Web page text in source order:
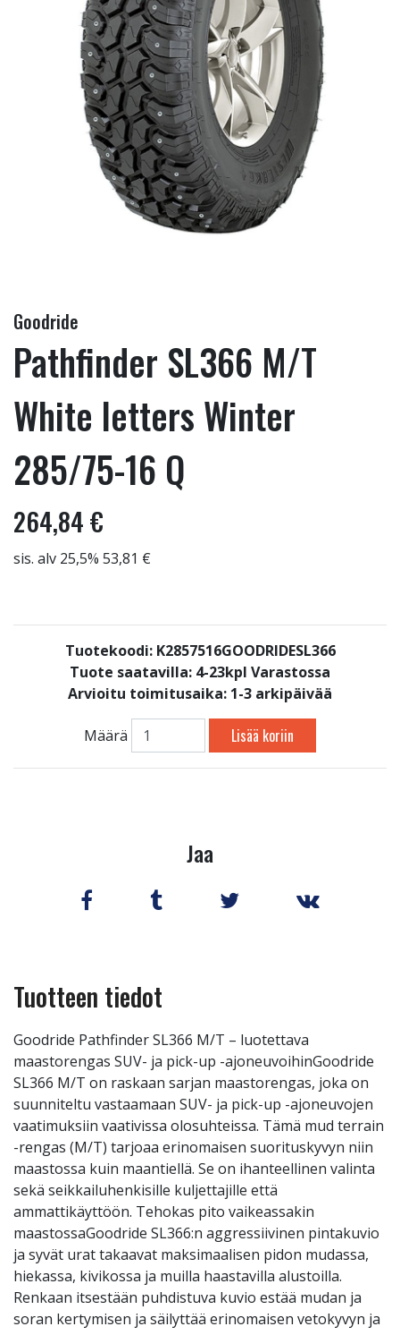
Goodride
Pathfinder SL366 M/T
White letters Winter
285/75-16 Q
264,84 €
sis. alv 25,5% 53,81 €
Tuotekoodi: K2857516GOODRIDESL366
Tuote saatavilla: 4-23kpl Varastossa
Arvioitu toimitusaika: 1-3 arkipäivää
Määrä Lisää koriin
Jaa
Tuotteen tiedot
Goodride Pathfinder SL366 M/T – luotettava
maastorengas SUV- ja pick-up -ajoneuvoihinGoodride
SL366 M/T on raskaan sarjan maastorengas, joka on
suunniteltu vastaamaan SUV- ja pick-up -ajoneuvojen
vaatimuksiin vaativissa olosuhteissa. Tämä mud terrain
-rengas (M/T) tarjoaa erinomaisen suorituskyvyn niin
maastossa kuin maantiellä. Se on ihanteellinen valinta
sekä seikkailuhenkisille kuljettajille että
ammattikäyttöön. Tehokas pito vaikeassakin
maastossaGoodride SL366:n aggressiivinen pintakuvio
ja syvät urat takaavat maksimaalisen pidon mudassa,
hiekassa, kivikossa ja muilla haastavilla alustoilla.
Renkaan itsestään puhdistuva kuvio estää mudan ja
soran kertymisen ja säilyttää erinomaisen vetokyvyn ja